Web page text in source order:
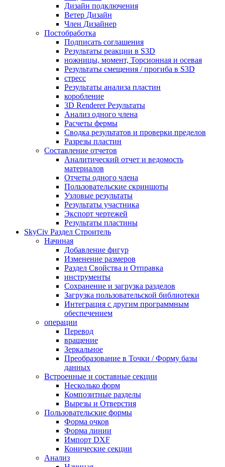
Дизайн подключения
Ветер Дизайн
Член Дизайнер
Постобработка
Подписать соглашения
Результаты реакции в S3D
ножницы, момент, Торсионная и осевая
Результаты смещения / прогиба в S3D
стресс
Результаты анализа пластин
коробление
3D Renderer Результаты
Анализ одного члена
Расчеты фермы
Сводка результатов и проверки пределов
Разрезы пластин
Составление отчетов
Аналитический отчет и ведомость
материалов
Отчеты одного члена
Пользовательские скриншоты
Узловые результаты
Результаты участника
Экспорт чертежей
Результаты пластины
SkyCiv Раздел Строитель
Начиная
Добавление фигур
Изменение размеров
Раздел Свойства и Отправка
инструменты
Сохранение и загрузка разделов
Загрузка пользовательской библиотеки
Интеграция с другим программным
обеспечением
операции
Перевод
вращение
Зеркальное
Преобразование в Точки / Форму базы
данных
Встроенные и составные секции
Несколько форм
Композитные разделы
Вырезы и Отверстия
Пользовательские формы
Форма очков
Форма линии
Импорт DXF
Конические секции
Анализ